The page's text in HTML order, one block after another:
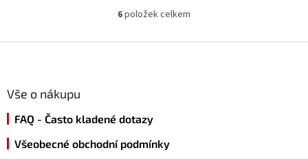
O
l
p
v
6položek celkem
Vše o nákupu
FAQ - Často kladené dotazy
Všeobecné obchodní podmínky